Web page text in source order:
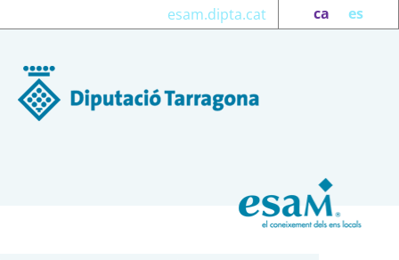
ca es
esam.dipta.cat